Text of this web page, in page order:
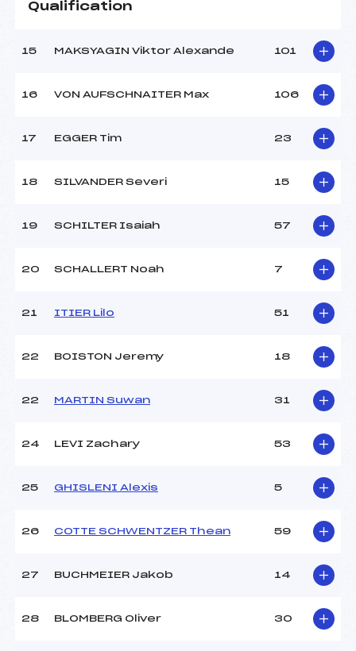
Qualification
15 MAKSYAGIN Viktor Alexande 101
16 VON AUFSCHNAITER Max 106
17 EGGER Tim 23
18 SILVANDER Severi 15
19 SCHILTER Isaiah 57
20 SCHALLERT Noah 7
21 ITIER Lilo 51
22 BOISTON Jeremy 18
22 MARTIN Suwan 31
24 LEVI Zachary 53
25 GHISLENI Alexis 5
26 COTTE SCHWENTZER Thean 59
27 BUCHMEIER Jakob 14
28 BLOMBERG Oliver 30